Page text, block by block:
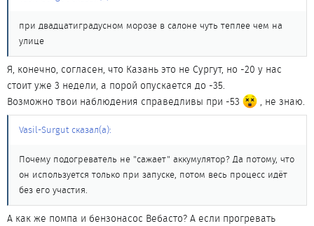
при двадцатиградусном морозе в салоне чуть теплее чем на
улице
Я, конечно, согласен, что Казань это не Сургут, но -20 у нас
стоит уже 3 недели, а порой опускается до -35.
Возможно твои наблюдения справедливы при -53
, не знаю.
Vasil-Surgut сказал(а):
Почему подогреватель не "сажает" аккумулятор? Да потому, что
он используется только при запуске, потом весь процесс идёт
без его участия.
А как же помпа и бензонасос Вебасто? А если прогревать